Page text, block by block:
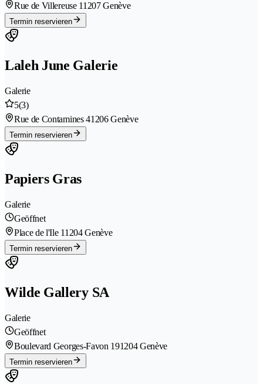
Rue de Villereuse 11207 Genève
Termin reservieren
Laleh June Galerie
Galerie
5(3)
Rue de Contamines 41206 Genève
Termin reservieren
Papiers Gras
Galerie
Geöffnet
Place de l'Ile 11204 Genève
Termin reservieren
Wilde Gallery SA
Galerie
Geöffnet
Boulevard Georges-Favon 191204 Genève
Termin reservieren